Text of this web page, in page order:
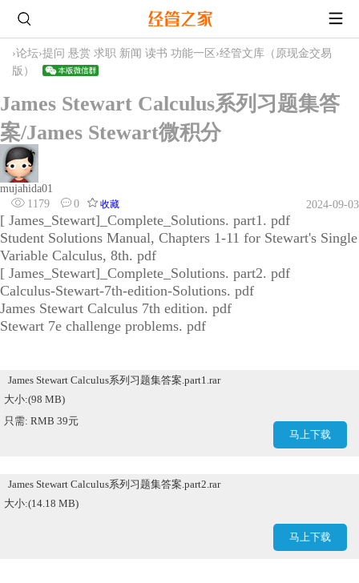
›论坛›提问 悬赏 求职 新闻 读书 功能一区 ›经管文库（原现金交易
版）
James Stewart Calculus系列习题集答
案/James Stewart微积分
mujahida01
1179
0 收藏 2024-09-03
[ James_Stewart]_Complete_Solutions. part1. pdf
Student Solutions Manual, Chapters 1-11 for Stewart's Single
Variable Calculus, 8th. pdf
[ James_Stewart]_Complete_Solutions. part2. pdf
Calculus-Stewart-7th-edition-Solutions. pdf
James Stewart Calculus 7th edition. pdf
Stewart 7e challenge problems. pdf
James Stewart Calculus系列习题集答案.part1.rar
大小:(98 MB)
只需: RMB 39元
马上下载
James Stewart Calculus系列习题集答案.part2.rar
大小:(14.18 MB)
马上下载